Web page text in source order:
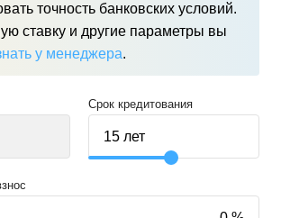
точность банковских условий.
ставку и другие параметры вы
у менеджера.
Срок кредитования